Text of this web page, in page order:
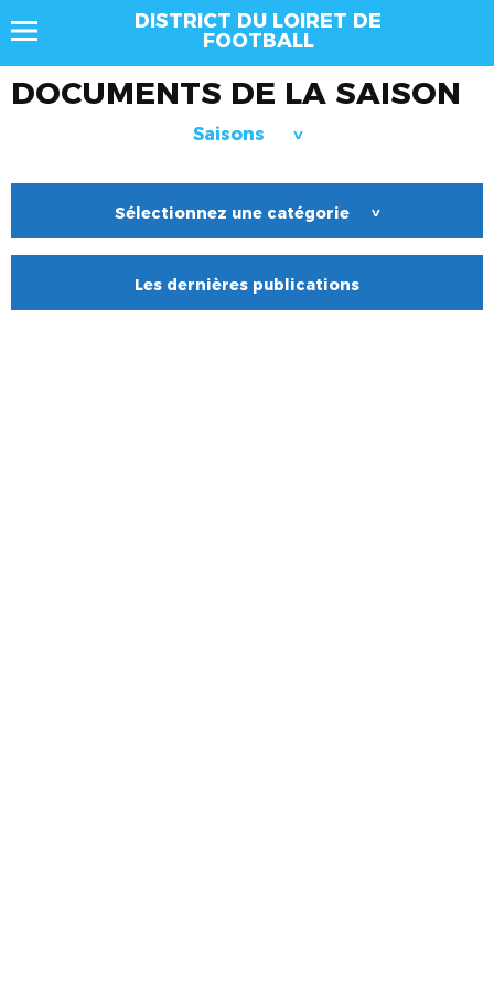
DISTRICT DU LOIRET DE
FOOTBALL
DOCUMENTS DE LA SAISON
Saisons >
Sélectionnez une catégorie >
Les dernières publications